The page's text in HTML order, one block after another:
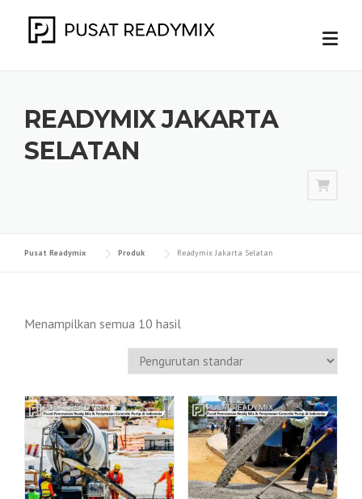
READYMIX JAKARTA
SELATAN
Pusat Readymix Produk Readymix Jakarta Selatan
Menampilkan semua 10 hasil